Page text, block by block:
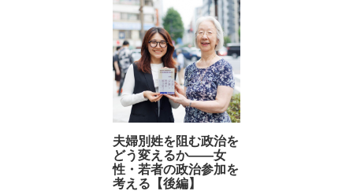
夫婦別姓を阻む政治を
どう変えるか――女
性・若者の政治参加を
考える【後編】